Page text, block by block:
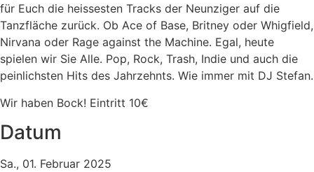
für Euch die heissesten Tracks der Neunziger auf die
Tanzfläche zurück. Ob Ace of Base, Britney oder Whigfield,
Nirvana oder Rage against the Machine. Egal, heute
spielen wir Sie Alle. Pop, Rock, Trash, Indie und auch die
peinlichsten Hits des Jahrzehnts. Wie immer mit DJ Stefan.
Wir haben Bock! Eintritt 10€
Datum
Sa., 01. Februar 2025